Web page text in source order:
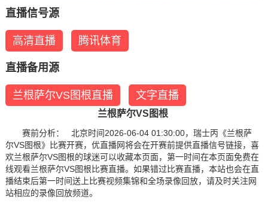
直播信号源
高清直播 腾讯体育
直播备用源
兰根萨尔VS图根直播 文字直播
兰根萨尔VS图根
赛前分析： 北京时间2026-06-04 01:30:00，瑞士丙《兰根萨
尔VS图根》比赛开赛，优直播网将会在开赛前提供直播信号链接，喜
欢兰根萨尔VS图根的球迷可以收藏本页面，第一时间在本页面免费在
线观看兰根萨尔VS图根比赛直播。如果错过比赛直播，本站也会在直
播结束后第一时间送上比赛视频集锦和全场录像回放，请及时关注网
站相应的录像回放频道。